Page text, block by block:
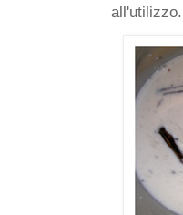
all'utilizzo.